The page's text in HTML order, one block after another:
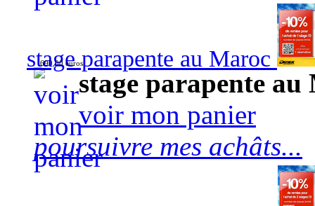
stage parapente au Maroc
690,00 euros
stage parapente
voir mon panier
poursuivre mes achâts...